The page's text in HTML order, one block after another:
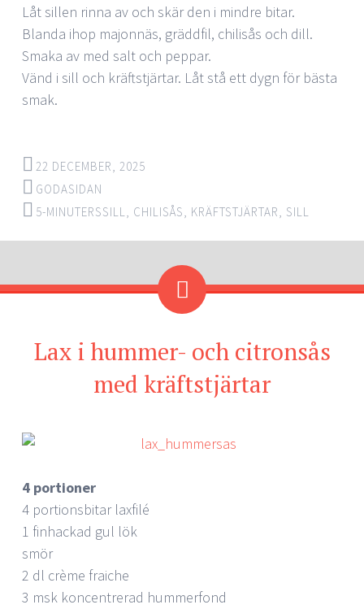
Låt sillen rinna av och skär den i mindre bitar.
Blanda ihop majonnäs, gräddfil, chilisås och dill.
Smaka av med salt och peppar.
Vänd i sill och kräftstjärtar. Låt stå ett dygn för bästa
smak.
22 DECEMBER, 2025
GODASIDAN
5-MINUTERSSILL
CHILISÅS KRÄFTSTJÄRTAR SILL
Lax i hummer- och citronsås
med kräftstjärtar
4 portioner
4 portionsbitar laxfilé
1 finhackad gul lök
smör
2 dl crème fraiche
3 msk koncentrerad hummerfond